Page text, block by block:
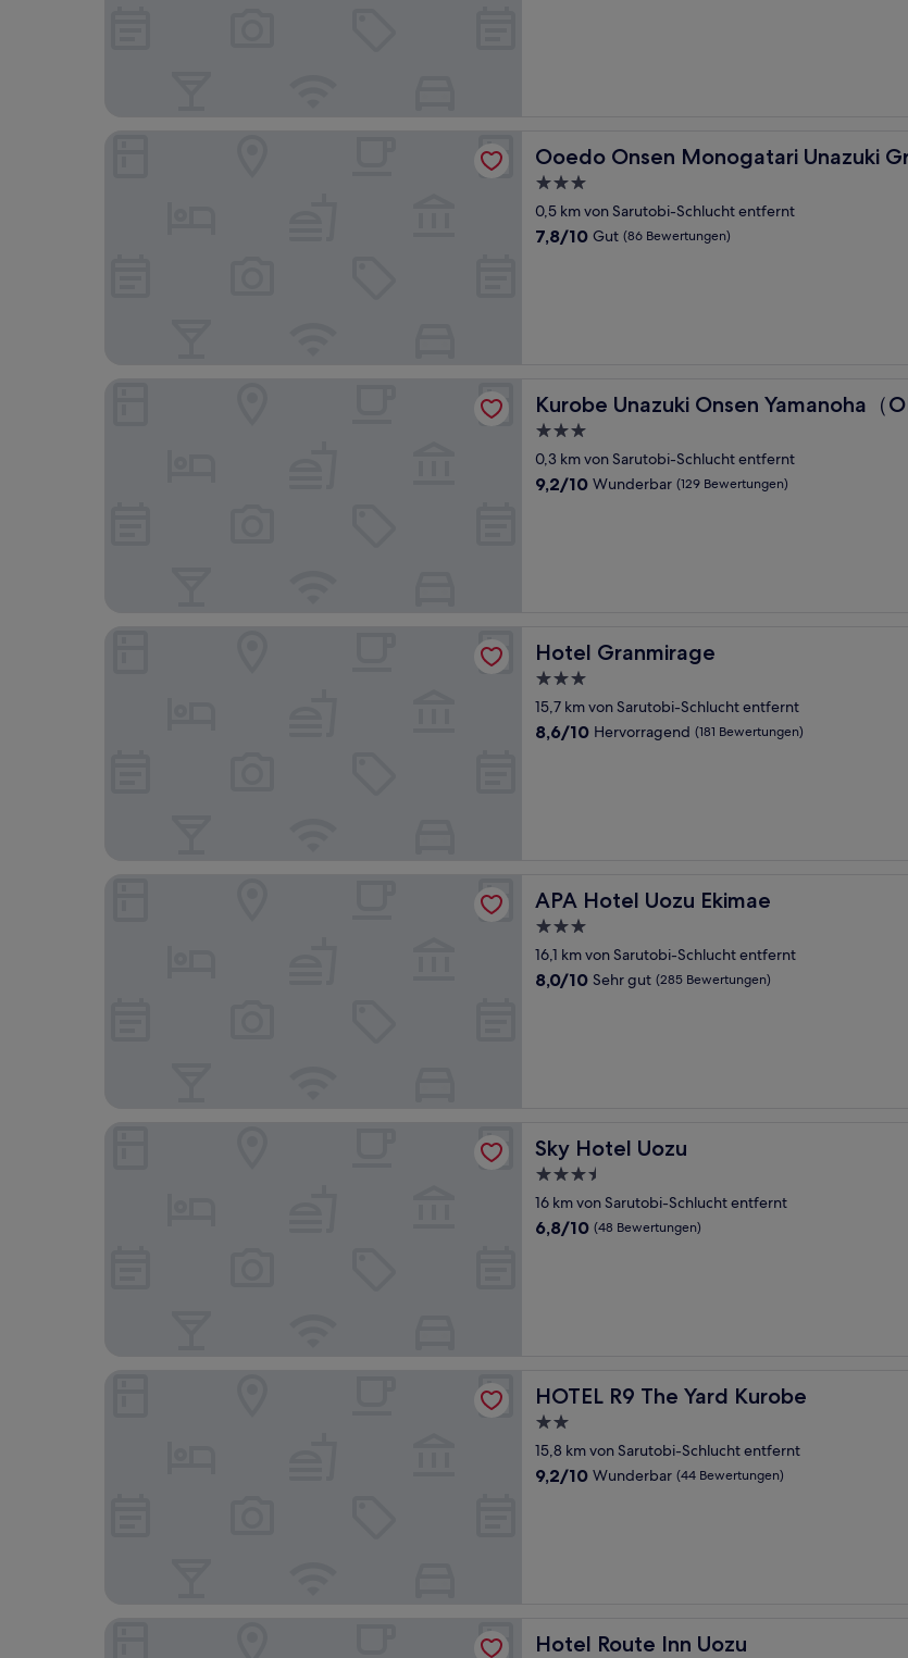
Ooedo Onsen Monogatari Unazuki
Ooedo Onsen Monogatari Unazuki Grand
3.0-
Sterne-
Unterkunft
0,5 km von Sarutobi-Schlucht entfernt
7.8
7,8/10 Gut (86 Bewertungen)
Kurobe Unazuki Onsen Yamanoha（
Kurobe Unazuki Onsen Yamanoha（ORIX
3.0-
Sterne-
Unterkunft
0,3 km von Sarutobi-Schlucht entfernt
9.2
9,2/10 Wunderbar (129 Bewertungen)
Kurobe Unazuki Onsen Yamanoha（ORIX HOTELS & RESORTS）
Hotel Granmirage
Hotel Granmirage
3.0-
Sterne-
Unterkunft
15,7 km von Sarutobi-Schlucht entfernt
8.6
8,6/10 Hervorragend (181 Bewertungen)
APA Hotel Uozu Ekimae
APA Hotel Uozu Ekimae
3.0-
Sterne-
Unterkunft
16,1 km von Sarutobi-Schlucht entfernt
8.0
8,0/10 Sehr gut (285 Bewertungen)
Sky Hotel Uozu
Sky Hotel Uozu
3.5-
Sterne-
Unterkunft
16 km von Sarutobi-Schlucht entfernt
6.8
6,8/10 (48 Bewertungen)
HOTEL R9 The Yard Kurobe
HOTEL R9 The Yard Kurobe
2.0-
Sterne-
Unterkunft
15,8 km von Sarutobi-Schlucht entfernt
9.2
9,2/10 Wunderbar (44 Bewertungen)
Hotel Route Inn Uozu
Hotel Route Inn Uozu